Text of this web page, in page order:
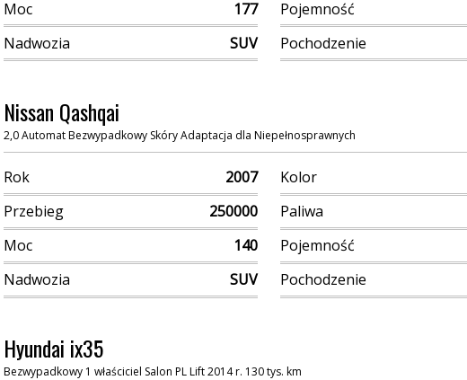
Moc
177 Pojemność
Nadwozia
SUV Pochodzenie
Nissan Qashqai
2,0 Automat Bezwypadkowy Skóry Adaptacja dla Niepełnosprawnych
Rok 2007 Kolor
Przebieg
250000 Paliwa
Moc
140 Pojemność
Nadwozia
SUV Pochodzenie
Hyundai ix35
Bezwypadkowy 1 właściciel Salon PL Lift 2014 r. 130 tys. km